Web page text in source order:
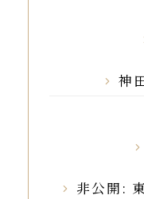
神
非公開: